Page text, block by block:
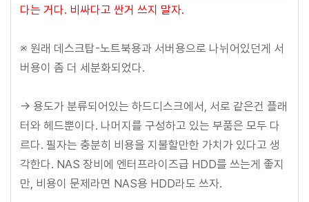
다는 거다. 비싸다고 싼거 쓰지 말자.
※ 원래 데스크탑-노트북용과 서버용으로 나뉘어있던게 서
버용이 좀 더 세분화되었다.
-> 용도가 분류되어있는 하드디스크에서, 서로 같은건 플래
터와 헤드뿐이다. 나머지를 구성하고 있는 부품은 모두 다
르다. 필자는 충분히 비용을 지불할만한 가치가 있다고 생
각한다. NAS 장비에 엔터프라이즈급 HDD를 쓰는게 좋지
만, 비용이 문제라면 NAS용 HDD라도 쓰자.